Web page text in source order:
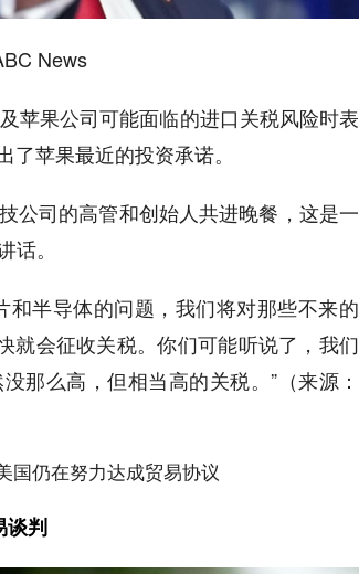
News
苹果公司可能面临的进口关税风险时表
了苹果最近的投资承诺。
公司的高管和创始人共进晚餐，这是一
。
和半导体的问题，我们将对那些不来的
就会征收关税。你们可能听说了，我们
那么高，但相当高的关税。”（来源：
国仍在努力达成贸易协议
谈判